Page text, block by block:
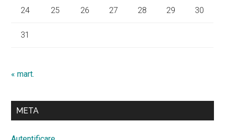
24 25 26 27 28 29 30
31
« mart.
META